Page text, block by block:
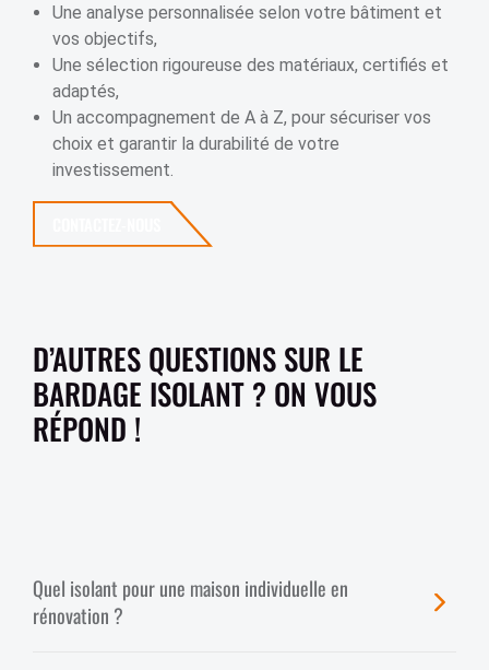
Une analyse personnalisée selon votre bâtiment et
vos objectifs,
Une sélection rigoureuse des matériaux, certifiés et
adaptés,
Un accompagnement de A à Z, pour sécuriser vos
choix et garantir la durabilité de votre
investissement.
D’AUTRES QUESTIONS SUR LE
BARDAGE ISOLANT ? ON VOUS
RÉPOND !
Quel isolant pour une maison individuelle en
rénovation ?